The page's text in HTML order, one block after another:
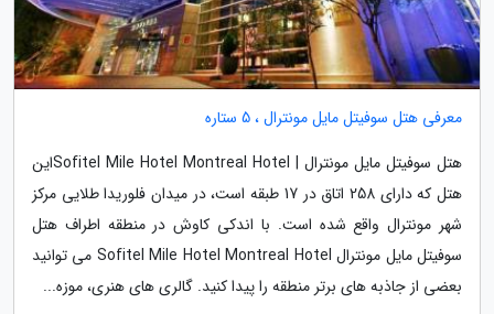
معرفی هتل سوفیتل مایل مونترال ، 5 ستاره
هتل سوفیتل مایل مونترال | Sofitel Mile Hotel Montreal Hotelاین
هتل که دارای 258 اتاق در 17 طبقه است، در میدان فلوریدا طلایی مرکز
شهر مونترال واقع شده است. با اندکی کاوش در منطقه اطراف هتل
سوفیتل مایل مونترال Sofitel Mile Hotel Montreal Hotel می توانید
بعضی از جاذبه های برتر منطقه را پیدا کنید. گالری های هنری، موزه...